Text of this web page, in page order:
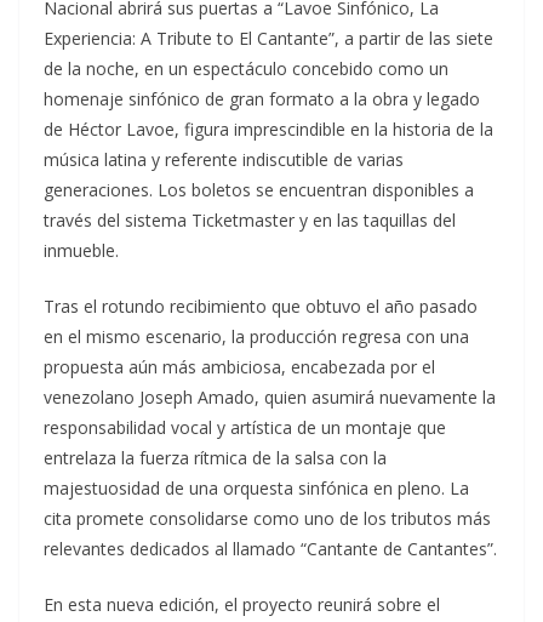
Nacional abrirá sus puertas a “Lavoe Sinfónico, La
Experiencia: A Tribute to El Cantante”, a partir de las siete
de la noche, en un espectáculo concebido como un
homenaje sinfónico de gran formato a la obra y legado
de Héctor Lavoe, figura imprescindible en la historia de la
música latina y referente indiscutible de varias
generaciones. Los boletos se encuentran disponibles a
través del sistema Ticketmaster y en las taquillas del
inmueble.
Tras el rotundo recibimiento que obtuvo el año pasado
en el mismo escenario, la producción regresa con una
propuesta aún más ambiciosa, encabezada por el
venezolano Joseph Amado, quien asumirá nuevamente la
responsabilidad vocal y artística de un montaje que
entrelaza la fuerza rítmica de la salsa con la
majestuosidad de una orquesta sinfónica en pleno. La
cita promete consolidarse como uno de los tributos más
relevantes dedicados al llamado “Cantante de Cantantes”.
En esta nueva edición, el proyecto reunirá sobre el